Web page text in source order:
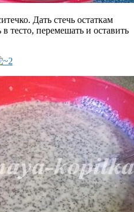
Дать стечь остаткам
тесто, перемешать и оставить